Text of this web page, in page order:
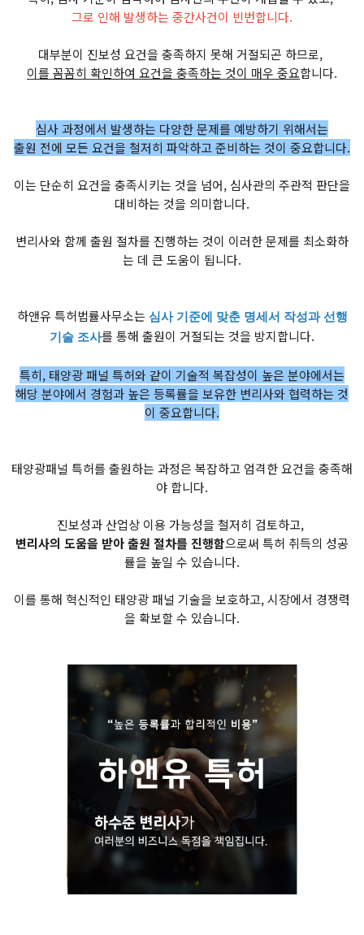
그로 인해 발생하는 중간사건이 빈번합니다.
대부분이 진보성 요건을 충족하지 못해 거절되곤 하므로,
이를 꼼꼼히 확인하여 요건을 충족하는 것이 매우 중요합니다.
심사 과정에서 발생하는 다양한 문제를 예방하기 위해서는
출원 전에 모든 요건을 철저히 파악하고 준비하는 것이 중요합니다.
이는 단순히 요건을 충족시키는 것을 넘어, 심사관의 주관적 판단을
대비하는 것을 의미합니다.
변리사와 함께 출원 절차를 진행하는 것이 이러한 문제를 최소화하
는 데 큰 도움이 됩니다.
하앤유 특허법률사무소는 심사 기준에 맞춘 명세서 작성과 선행
기술 조사를 통해 출원이 거절되는 것을 방지합니다.
특히, 태양광 패널 특허와 같이 기술적 복잡성이 높은 분야에서는
해당 분야에서 경험과 높은 등록률을 보유한 변리사와 협력하는 것
이 중요합니다.
태양광패널 특허를 출원하는 과정은 복잡하고 엄격한 요건을 충족해
야 합니다.
진보성과 산업상 이용 가능성을 철저히 검토하고,
변리사의 도움을 받아 출원 절차를 진행함으로써 특허 취득의 성공
률을 높일 수 있습니다.
이를 통해 혁신적인 태양광 패널 기술을 보호하고, 시장에서 경쟁력
을 확보할 수 있습니다.